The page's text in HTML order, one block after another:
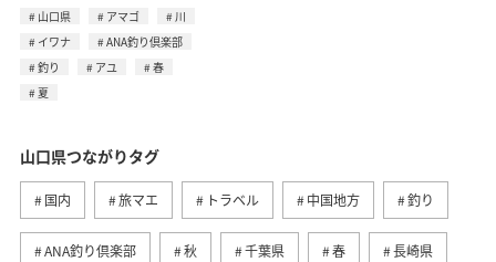
山口県 アマゴ
川
イワナ
ANA釣り倶楽部
釣り
アユ
春
夏
山口県つながりタグ
国内 旅マエ トラベル 中国地方 釣り
ANA釣り倶楽部 秋 千葉県 春 長崎県